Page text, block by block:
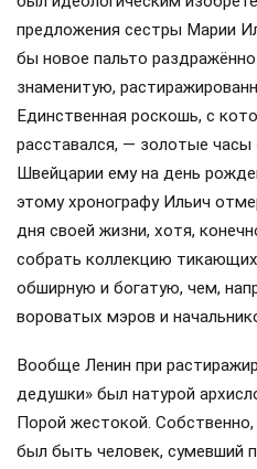
предложения сестры Марии
бы новое пальто
знаменитую,
Единственная роскошь, с
расставался, — золотые часы
Швейцарии ему на день
этому хронографу Ильич
дня своей жизни, хотя,
собрать коллекцию
обширную и богатую, чем,
вороватых мэров и
Вообще Ленин при
дедушки» был натурой
Порой жестокой.
был быть человек, сумевший